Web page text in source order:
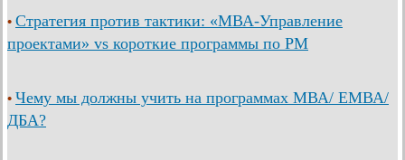
• Стратегия против тактики: «МВА-Управление
проектами» vs короткие программы по PM
• Чему мы должны учить на программах МВА/ ЕМВА/
ДБА?